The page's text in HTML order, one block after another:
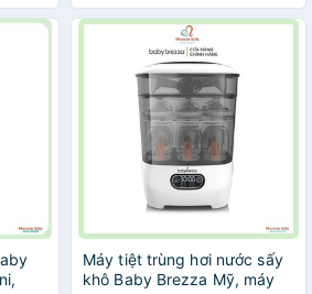
Máy tiệt trùng hơi nước sấy
khô Baby Brezza Mỹ, máy